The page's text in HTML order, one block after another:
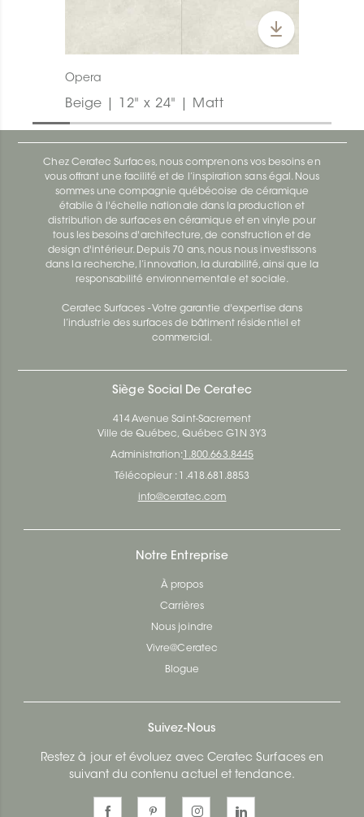
Opera
Beige | 12" x 24" | Matt
Chez Ceratec Surfaces, nous comprenons vos besoins en
vous offrant une facilité et de l’inspiration sans égal. Nous
sommes une compagnie québécoise de céramique
établie à l'échelle nationale dans la production et
distribution de surfaces en céramique et en vinyle pour
tous les besoins d'architecture, de construction et de
design d'intérieur. Depuis 70 ans, nous nous investissons
dans la recherche, l’innovation, la durabilité, ainsi que la
responsabilité environnementale et sociale.
Ceratec Surfaces - Votre garantie d'expertise dans
l’industrie des surfaces de bâtiment résidentiel et
commercial.
Siège Social De Ceratec
414 Avenue Saint-Sacrement
Ville de Québec, Québec G1N 3Y3
Administration: 1.800.663.8445
Télécopieur : 1.418.681.8853
info@ceratec.com
Notre Entreprise
À propos
Carrières
Nous joindre
Vivre@Ceratec
Blogue
Suivez-Nous
Restez à jour et évoluez avec Ceratec Surfaces en
suivant du contenu actuel et tendance.